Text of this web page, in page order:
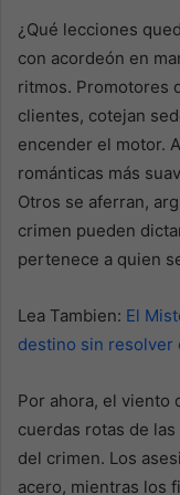
¿Qué lecciones
con acordeón en
ritmos. Promotores
clientes, cotejan
encender el motor.
románticas más
Otros se aferran,
crimen pueden
pertenece a quien
Lea Tambien: El
destino sin resolver
Por ahora, el viento
cuerdas rotas de
del crimen. Los
acero, mientras los